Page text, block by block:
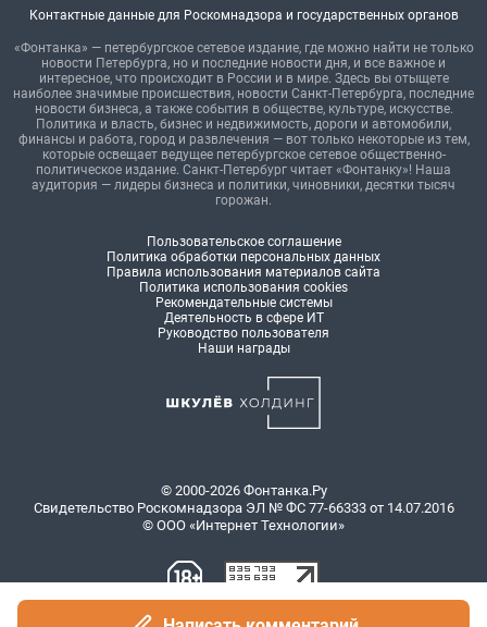
Контактные данные для Роскомнадзора и государственных органов
«Фонтанка» — петербургское сетевое издание, где можно найти не только
новости Петербурга, но и последние новости дня, и все важное и
интересное, что происходит в России и в мире. Здесь вы отыщете
наиболее значимые происшествия, новости Санкт-Петербурга, последние
новости бизнеса, а также события в обществе, культуре, искусстве.
Политика и власть, бизнес и недвижимость, дороги и автомобили,
финансы и работа, город и развлечения — вот только некоторые из тем,
которые освещает ведущее петербургское сетевое общественно-
политическое издание. Санкт-Петербург читает «Фонтанку»! Наша
аудитория — лидеры бизнеса и политики, чиновники, десятки тысяч
горожан.
Пользовательское соглашение
Политика обработки персональных данных
Правила использования материалов сайта
Политика использования cookies
Рекомендательные системы
Деятельность в сфере ИТ
Руководство пользователя
Наши награды
© 2000-2026 Фонтанка.Ру
Свидетельство Роскомнадзора ЭЛ № ФС 77-66333 от 14.07.2016
© ООО «Интернет Технологии»